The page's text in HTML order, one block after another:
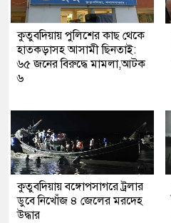
কুতুবদিয়ায় পুলিশের কাছ থেকে
হাতকড়াসহ আসামী ছিনতাই:
৬৫ জনের বিরুদ্ধে মামলা,আটক
৬
কুতুবদিয়ায় বঙ্গোপসাগরে ট্রলার
ডুবে নিখোঁজ ৪ জেলের মরদেহ
উদ্ধার